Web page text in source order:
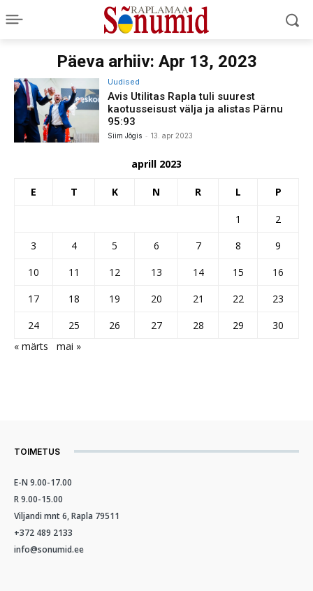
Päeva arhiiv: Apr 13, 2023
Uudised
Avis Utilitas Rapla tuli suurest
kaotusseisust välja ja alistas Pärnu
95:93
Siim Jõgis - 13. apr 2023
aprill 2023
E T K N R L P
1
2
3
4 5 6 7 8
9
10
11 12 13 14 15
16
17
18 19 20 21 22
23
24
25 26 27 28 29
30
« märts
mai »
TOIMETUS
E-N 9.00-17.00
R 9.00-15.00
Viljandi mnt 6, Rapla 79511
+372 489 2133
info@sonumid.ee